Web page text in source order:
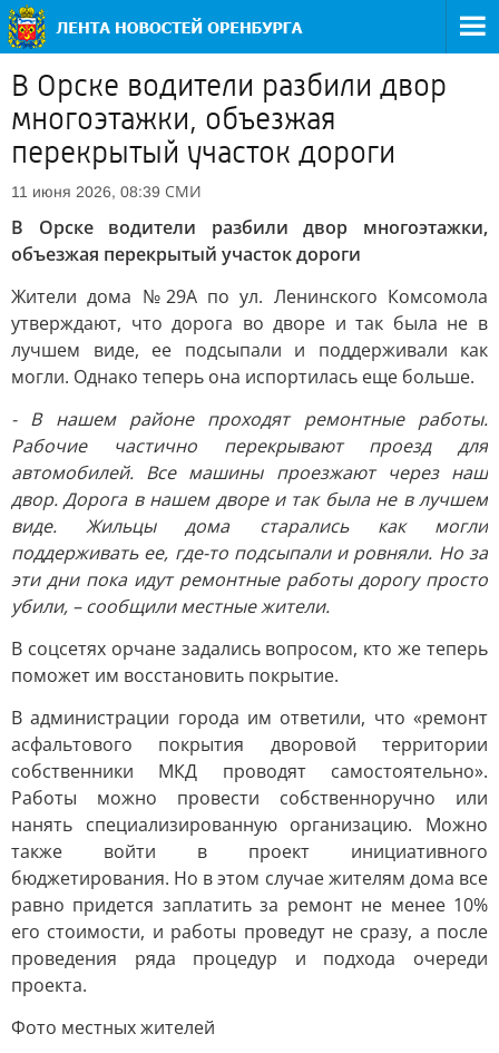
В Орске водители разбили двор
многоэтажки, объезжая
перекрытый участок дороги
11 июня 2026, 08:39 СМИ
В Орске водители разбили двор многоэтажки,
объезжая перекрытый участок дороги
Жители дома №29А по ул. Ленинского Комсомола
утверждают, что дорога во дворе и так была не в
лучшем виде, ее подсыпали и поддерживали как
могли. Однако теперь она испортилась еще больше.
- В нашем районе проходят ремонтные работы.
Рабочие частично перекрывают проезд для
автомобилей. Все машины проезжают через наш
двор. Дорога в нашем дворе и так была не в лучшем
виде. Жильцы дома старались как могли
поддерживать ее, где-то подсыпали и ровняли. Но за
эти дни пока идут ремонтные работы дорогу просто
убили, – сообщили местные жители.
В соцсетях орчане задались вопросом, кто же теперь
поможет им восстановить покрытие.
В администрации города им ответили, что «ремонт
асфальтового покрытия дворовой территории
собственники МКД проводят самостоятельно».
Работы можно провести собственноручно или
нанять специализированную организацию. Можно
также войти в проект инициативного
бюджетирования. Но в этом случае жителям дома все
равно придется заплатить за ремонт не менее 10%
его стоимости, и работы проведут не сразу, а после
проведения ряда процедур и подхода очереди
проекта.
Фото местных жителей